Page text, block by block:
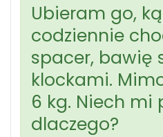
Ubieram go,
codziennie
spacer, bawię
klockami.
6 kg. Niech mi
dlaczego?